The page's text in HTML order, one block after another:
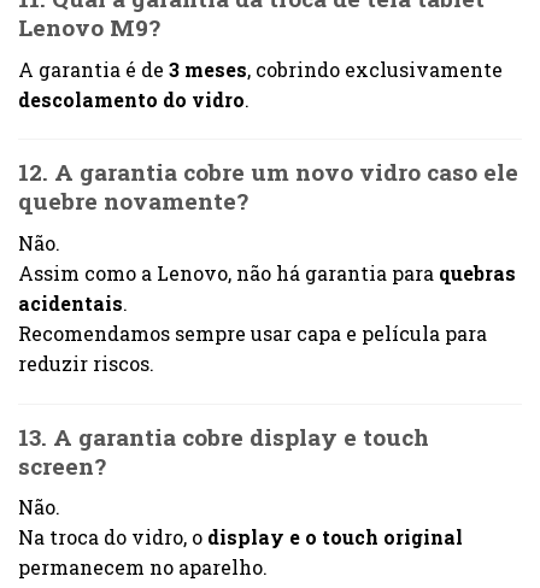
Lenovo M9?
A garantia é de 3 meses, cobrindo exclusivamente
descolamento do vidro.
12. A garantia cobre um novo vidro caso ele
quebre novamente?
Não.
Assim como a Lenovo, não há garantia para quebras
acidentais.
Recomendamos sempre usar capa e película para
reduzir riscos.
13. A garantia cobre display e touch
screen?
Não.
Na troca do vidro, o display e o touch original
permanecem no aparelho.